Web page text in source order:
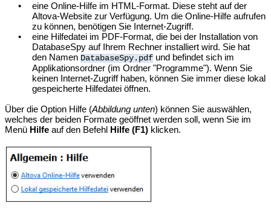
•
eine Online-Hilfe im HTML-Format. Diese steht auf der
Altova-Website zur Verfügung. Um die Online-Hilfe aufrufen
zu können, benötigen Sie Internet-Zugriff.
•
eine Hilfedatei im PDF-Format, die bei der Installation von
DatabaseSpy auf Ihrem Rechner installiert wird. Sie hat
den Namen DatabaseSpy .pdf und befindet sich im
Applikationsordner (im Ordner "Programme"). Wenn Sie
keinen Internet-Zugriff haben, können Sie immer diese lokal
gespeicherte Hilfedatei öffnen.
Über die Option Hilfe (Abbildung unten) können Sie auswählen,
welches der beiden Formate geöffnet werden soll, wenn Sie im
Menü Hilfeauf den Befehl Hilfe (F1)klicken.